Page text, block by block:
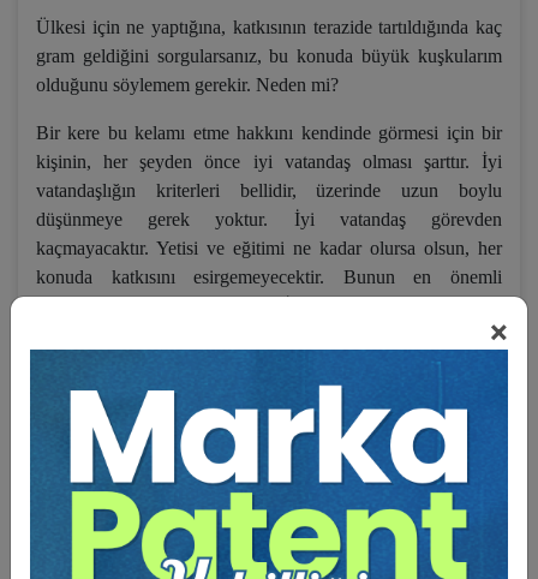
×
Ülkesi için ne yaptığına, katkısının terazide tartıldığında kaç
gram geldiğini sorgularsanız, bu konuda büyük kuşkularım
olduğunu söylemem gerekir. Neden mi?
Bir kere bu kelamı etme hakkını kendinde görmesi için bir
kişinin, her şeyden önce iyi vatandaş olması şarttır. İyi
vatandaşlığın kriterleri bellidir, üzerinde uzun boylu
düşünmeye gerek yoktur. İyi vatandaş görevden
kaçmayacaktır. Yetisi ve eğitimi ne kadar olursa olsun, her
konuda katkısını esirgemeyecektir. Bunun en önemli
güçlükleri aşmaktır, dayanışmadır, kucaklaşmadır, bir
beklentisi olmaksızın, insanoğlunun köylüsüne komşusuna
sahip çıkmasıdır. Birlikten kuvvet doğar sözünün en iyi
örneğidir. Bu sözleri çok kolay sıralamam mümkündür. Ama
en önemlisi şudur: Bir elin nesi var, iki elin sesi var.
Söz buraya gelmişken, ana konuyu unutmadan bir şeyi
belirtmem uygun olur. Türkçedeki kadar güzel atasözlerini ve
özdeyişleri başka hiçbir dilde bulamazsınız. Bu iddialı bir